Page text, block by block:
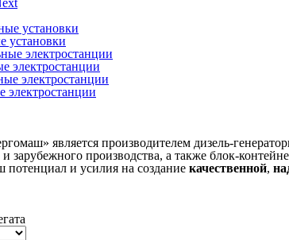
установки
электростанции
электростанции
является производителем дизель-
и зарубежного производства, а также блок-
потенциал и усилия на создание качественной,